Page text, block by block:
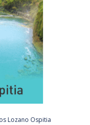
Lozano Ospitia